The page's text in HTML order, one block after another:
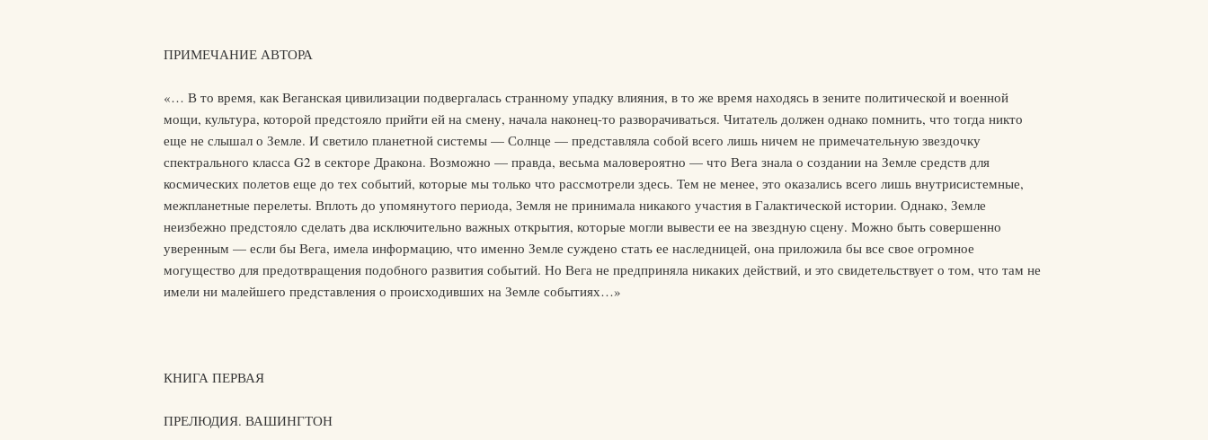
ПРИМЕЧАНИЕ АВТОРА
«… В то время, как Веганская цивилизации подвергалась странному упадку влияния, в то же время находясь в зените политической и военной
мощи, культура, которой предстояло прийти ей на смену, начала наконец-то разворачиваться. Читатель должен однако помнить, что тогда никто
еще не слышал о Земле. И светило планетной системы — Солнце — представляла собой всего лишь ничем не примечательную звездочку
спектрального класса G2 в секторе Дракона. Возможно — правда, весьма маловероятно — что Вега знала о создании на Земле средств для
космических полетов еще до тех событий, которые мы только что рассмотрели здесь. Тем не менее, это оказались всего лишь внутрисистемные,
межпланетные перелеты. Вплоть до упомянутого периода, Земля не принимала никакого участия в Галактической истории. Однако, Земле
неизбежно предстояло сделать два исключительно важных открытия, которые могли вывести ее на звездную сцену. Можно быть совершенно
уверенным — если бы Вега, имела информацию, что именно Земле суждено стать ее наследницей, она приложила бы все свое огромное
могущество для предотвращения подобного развития событий. Но Вега не предприняла никаких действий, и это свидетельствует о том, что там не
имели ни малейшего представления о происходивших на Земле событиях…»
КНИГА ПЕРВАЯ
ПРЕЛЮДИЯ. ВАШИНГТОН